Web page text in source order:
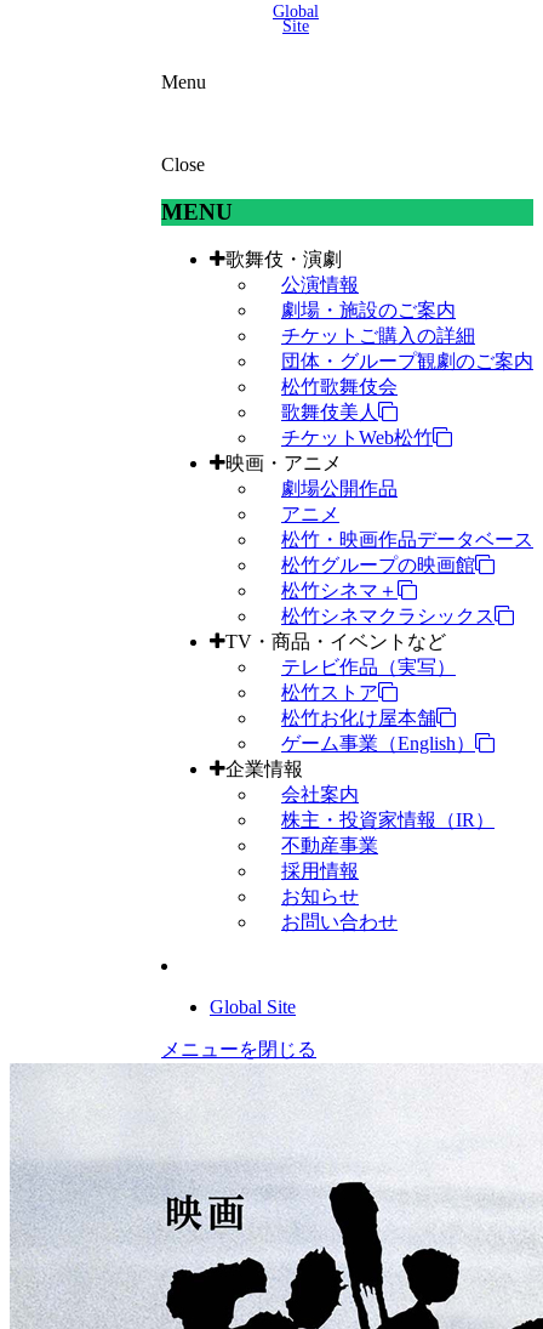
Global
Site
Menu
Close
MENU
歌舞伎・演劇
公演情報
劇場・施設のご案内
チケットご購入の詳細
団体・グループ観劇のご案内
松竹歌舞伎会
歌舞伎美人
チケットWeb松竹
映画・アニメ
劇場公開作品
アニメ
松竹・映画作品データベース
松竹グループの映画館
松竹シネマ＋
松竹シネマクラシックス
TV・商品・イベントなど
テレビ作品（実写）
松竹ストア
松竹お化け屋本舗
ゲーム事業（English）
企業情報
会社案内
株主・投資家情報（IR）
不動産事業
採用情報
お知らせ
お問い合わせ
Global Site
メニューを閉じる